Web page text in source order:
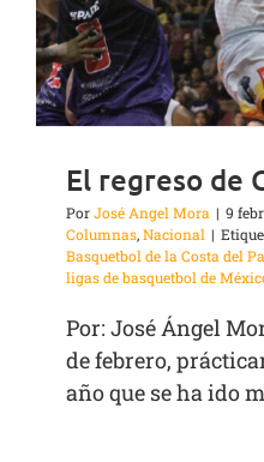
El regreso de
PorJosé Angel Mora | 9
Columnas,Nacional |
Basquetbol de la Costa del
ligas de basquetbol de
Por: José Ángel
de febrero,
año que se ha ido